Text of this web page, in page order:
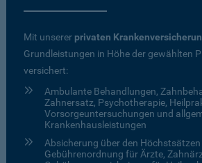
Mit unserer privaten
Grundleistungen in Höhe der gewählten
versichert:
Ambulante Behandlungen,
Zahnersatz, Psychotherapie,
Vorsorgeuntersuchungen und
Krankenhausleistungen
Absicherung über den Höchstsätzen
Gebührenordnung für Ärzte,